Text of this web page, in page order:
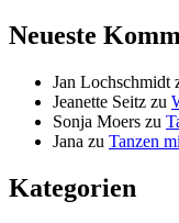
Neueste
Jan Lochschmidt
Jeanette Seitz zu
Sonja Moers zu
Jana zu Tanzen
Kategorien